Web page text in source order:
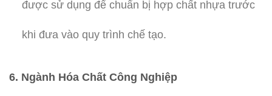
được sử dụng để chuẩn bị hợp chất nhựa trước
khi đưa vào quy trình chế tạo.
6. Ngành Hóa Chất Công Nghiệp